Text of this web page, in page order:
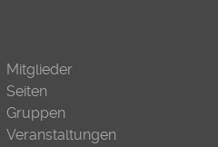
Mitglieder
Seiten
Gruppen
Veranstaltungen